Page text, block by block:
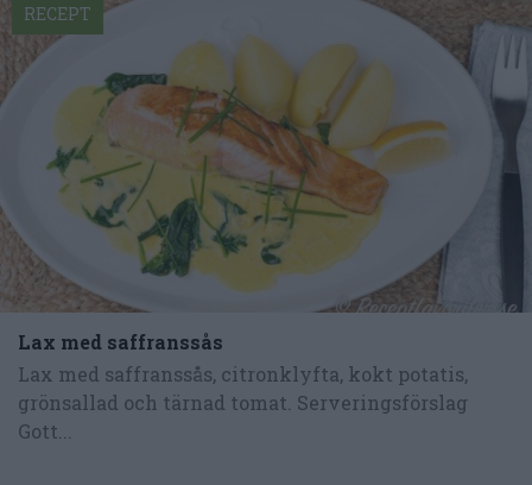
Lax med saffranssås
Lax med saffranssås, citronklyfta, kokt potatis,
grönsallad och tärnad tomat. Serveringsförslag
Gott...
RECEPT